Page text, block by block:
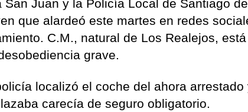
Juan y la Policía Local de Santiago
que alardeó este martes en redes
C.M., natural de Los Realejos, está
grave.
localizó el coche del ahora arrestado
carecía de seguro obligatorio.